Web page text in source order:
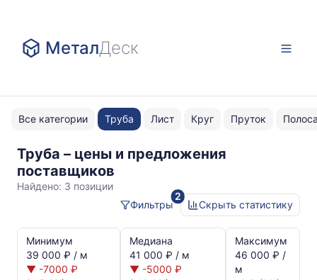
МеталДеск
Все категории Труба Лист Круг Пруток
Труба – цены и предложения
поставщиков
с
Найдено: 3 позиции
2
Фильтры
Скрыть статистику
динамика
цен:
Минимум
39 000 ₽ / м
▼ -7000 ₽
Медиана
41 000 ₽ / м
▼ -5000 ₽
Максимум
46 000 ₽ /
м